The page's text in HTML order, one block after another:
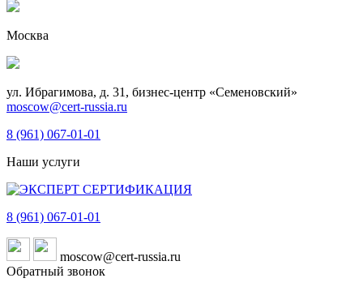
Москва
ул. Ибрагимова, д. 31, бизнес-центр «Семеновский»
moscow@cert-russia.ru
8 (961) 067-01-01
Наши услуги
8 (961) 067-01-01
moscow@cert-russia.ru
Обратный звонок